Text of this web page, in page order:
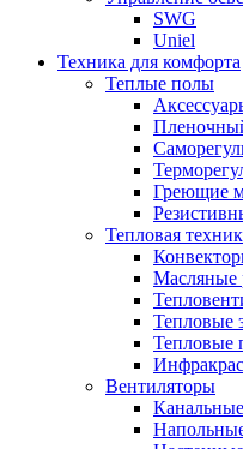
SWG
Uniel
Техника для комфорта
Теплые полы
Греющие
Тепловая
Масляные
Тепловые
Тепловые
Вентиляторы
Канальные